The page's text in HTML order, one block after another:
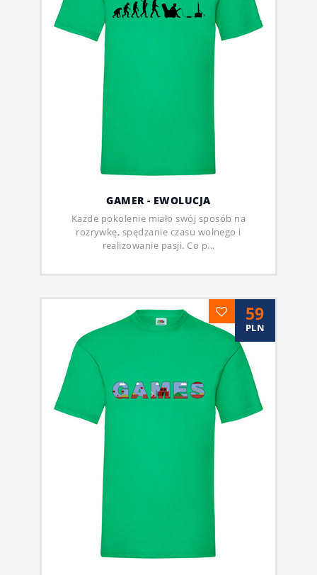
GAMER - EWOLUCJA
Każde pokolenie miało swój sposób na
rozrywkę, spędzanie czasu wolnego i
realizowanie pasji. Co p...
59
PLN